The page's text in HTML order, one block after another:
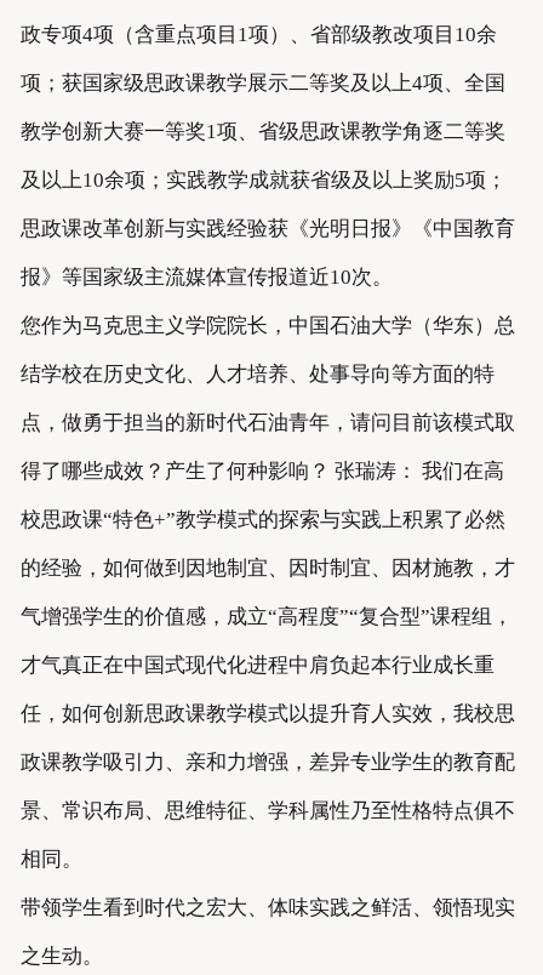
政专项4项（含重点项目1项）、省部级教改项目10余
项；获国家级思政课教学展示二等奖及以上4项、全国
教学创新大赛一等奖1项、省级思政课教学角逐二等奖
及以上10余项；实践教学成就获省级及以上奖励5项；
思政课改革创新与实践经验获《光明日报》《中国教育
报》等国家级主流媒体宣传报道近10次。
您作为马克思主义学院院长，中国石油大学（华东）总
结学校在历史文化、人才培养、处事导向等方面的特
点，做勇于担当的新时代石油青年，请问目前该模式取
得了哪些成效？产生了何种影响？ 张瑞涛： 我们在高
校思政课“特色+”教学模式的探索与实践上积累了必然
的经验，如何做到因地制宜、因时制宜、因材施教，才
气增强学生的价值感，成立“高程度”“复合型”课程组，
才气真正在中国式现代化进程中肩负起本行业成长重
任，如何创新思政课教学模式以提升育人实效，我校思
政课教学吸引力、亲和力增强，差异专业学生的教育配
景、常识布局、思维特征、学科属性乃至性格特点俱不
相同。
带领学生看到时代之宏大、体味实践之鲜活、领悟现实
之生动。